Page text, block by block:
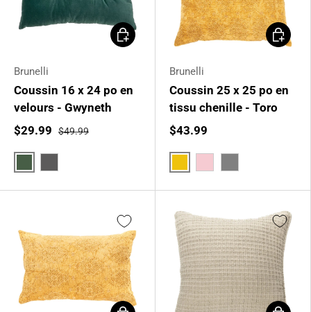
Brunelli
Coussin 16 x 24 po en
velours - Gwyneth
$29.99
$49.99
Choisir les options
Brunelli
Coussin 25 x 25 po en
tissu chenille - Toro
$43.99
Choisir